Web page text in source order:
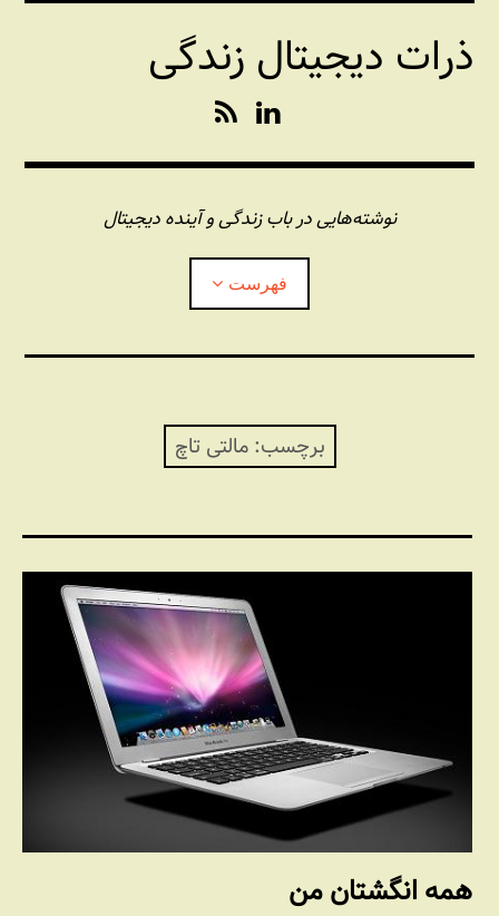
رفتن
محتواذرات دیجیتال زندگی
n
k
e
d
I
n
S
نوشته‌هایی در باب زندگی و آینده دیجیتال
فهرست
برچسب:مالتی تاچ
همه انگشتان من